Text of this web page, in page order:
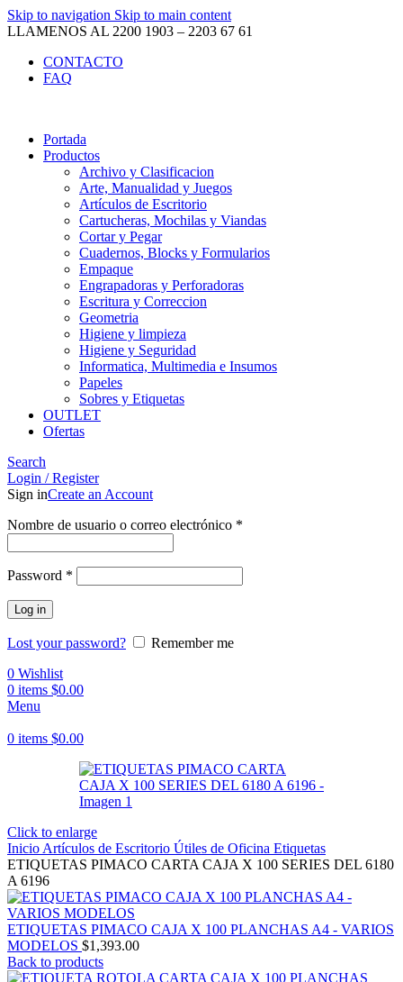
Skip to navigation Skip to main content
LLAMENOS AL 2200 1903 – 2203 67 61
CONTACTO
FAQ
Portada
Productos
Archivo y Clasificacion
Arte, Manualidad y Juegos
Artículos de Escritorio
Cartucheras, Mochilas y Viandas
Cortar y Pegar
Cuadernos, Blocks y Formularios
Empaque
Engrapadoras y Perforadoras
Escritura y Correccion
Geometria
Higiene y limpieza
Higiene y Seguridad
Informatica, Multimedia e Insumos
Papeles
Sobres y Etiquetas
OUTLET
Ofertas
Search
Login / Register
Sign inCreate an Account
Nombre de usuario o correo electrónico *
Password *
Log in
Lost your password?
Remember me
0 Wishlist
0 items $0.00
Menu
0 items $0.00
Click to enlarge
Inicio Artículos de Escritorio Útiles de Oficina Etiquetas
ETIQUETAS PIMACO CARTA CAJA X 100 SERIES DEL 6180
A 6196
ETIQUETAS PIMACO CAJA X 100 PLANCHAS A4 - VARIOS
MODELOS $1,393.00
Back to products